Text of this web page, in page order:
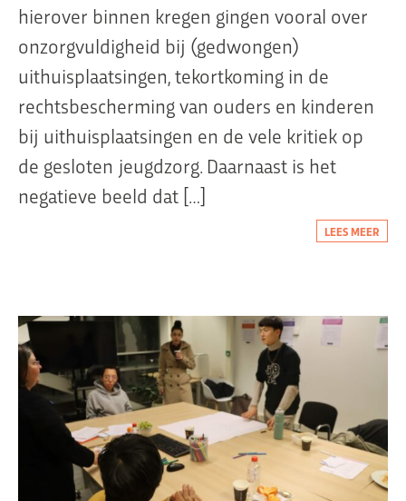
hierover binnen kregen gingen vooral over
onzorgvuldigheid bij (gedwongen)
uithuisplaatsingen, tekortkoming in de
rechtsbescherming van ouders en kinderen
bij uithuisplaatsingen en de vele kritiek op
de gesloten jeugdzorg. Daarnaast is het
negatieve beeld dat […]
LEES MEER